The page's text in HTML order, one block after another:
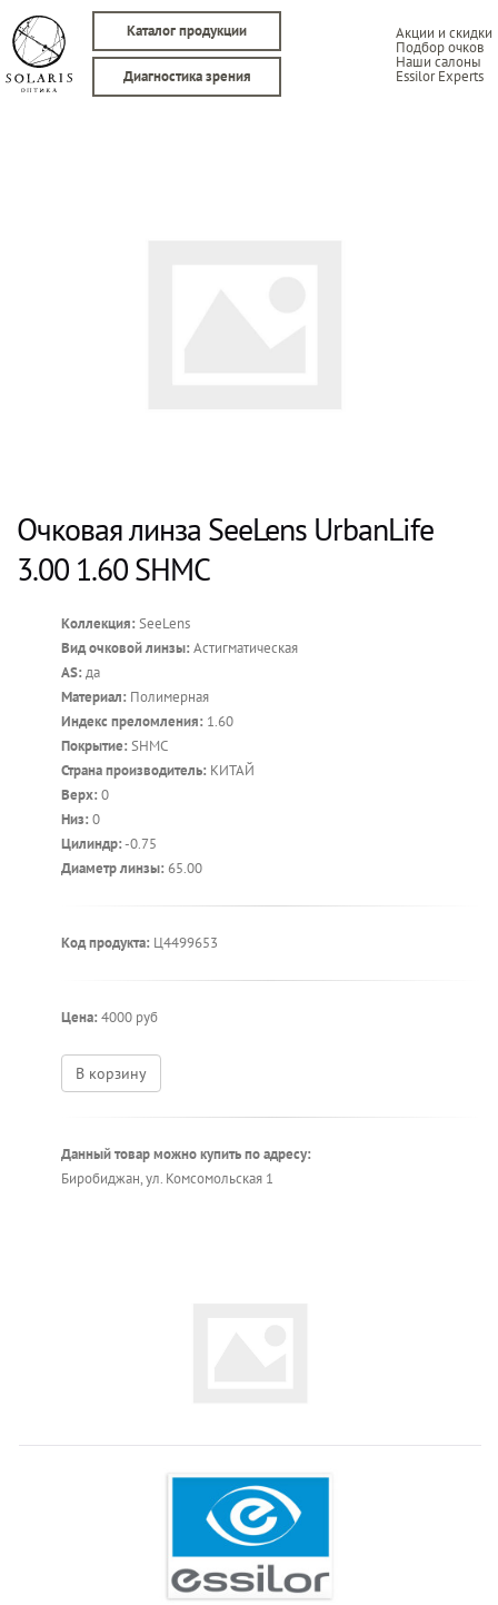
Каталог продукции Акции и скидки
Подбор очков
Наши салоны
Essilor Experts
Диагностика зрения
Очковая линза SeeLens UrbanLife
3.00 1.60 SHMC
Коллекция: SeeLens
Вид очковой линзы: Астигматическая
AS: да
Материал: Полимерная
Индекс преломления: 1.60
Покрытие: SHMC
Страна производитель: КИТАЙ
Верх: 0
Низ: 0
Цилиндр:-0.75
Диаметр линзы: 65.00
Код продукта: Ц4499653
Цена: 4000 руб
В корзину
Данный товар можно купить по адресу:
Биробиджан, ул. Комсомольская 1